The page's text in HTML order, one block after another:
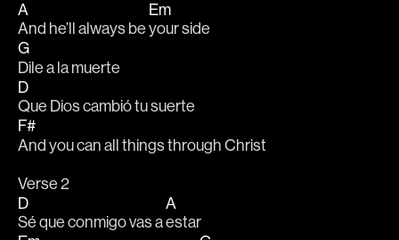
A
And he’ll always be
Em
G
Dile a la muerte
D
Que Dios cambió tu suerte
F#
And you can all things through Christ
Verse 2
D
Sé que conmigo vas a
A
estar